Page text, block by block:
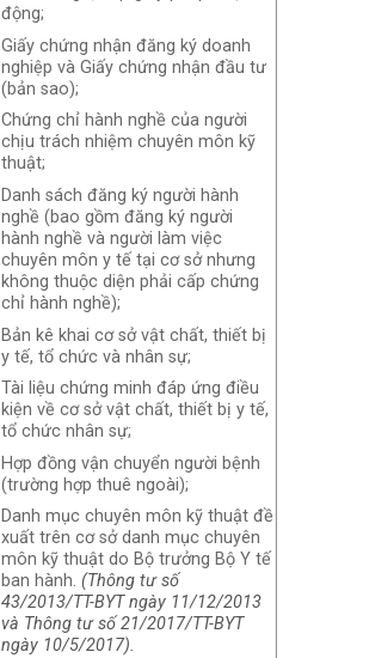
động;
Giấy chứng nhận đăng ký doanh
nghiệp và Giấy chứng nhận đầu tư
(bản sao);
Chứng chỉ hành nghề của người
chịu trách nhiệm chuyên môn kỹ
thuật;
Danh sách đăng ký người hành
nghề (bao gồm đăng ký người
hành nghề và người làm việc
chuyên môn y tế tại cơ sở nhưng
không thuộc diện phải cấp chứng
chỉ hành nghề);
Bản kê khai cơ sở vật chất, thiết bị
y tế, tổ chức và nhân sự;
Tài liệu chứng minh đáp ứng điều
kiện về cơ sở vật chất, thiết bị y tế,
tổ chức nhân sự;
Hợp đồng vận chuyển người bệnh
(trường hợp thuê ngoài);
Danh mục chuyên môn kỹ thuật đề
xuất trên cơ sở danh mục chuyên
môn kỹ thuật do Bộ trưởng Bộ Y tế
ban hành. (Thông tư số
43/2013/TT-BYT ngày 11/12/2013
và Thông tư số 21/2017/TT-BYT
ngày 10/5/2017).